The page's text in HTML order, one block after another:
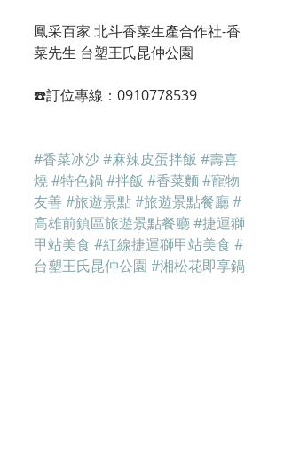
鳳采百家 北斗香菜生產合作社-香
菜先生 台塑王氏昆仲公園
☎️訂位專線：0910778539
#香菜冰沙#麻辣皮蛋拌飯 #壽喜
燒#特色鍋 #拌飯 #香菜麵#寵物
友善#旅遊景點#旅遊景點餐廳#
高雄前鎮區旅遊景點餐廳#捷運獅
甲站美食 #紅線捷運獅甲站美食 #
台塑王氏昆仲公園 #湘松花即享鍋